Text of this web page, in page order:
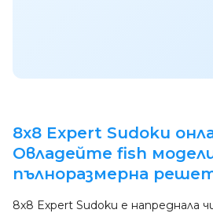
8x8 Expert Sudoku
Овладейте fish
пълноразмерна
8x8 Expert Sudoku е напреднала